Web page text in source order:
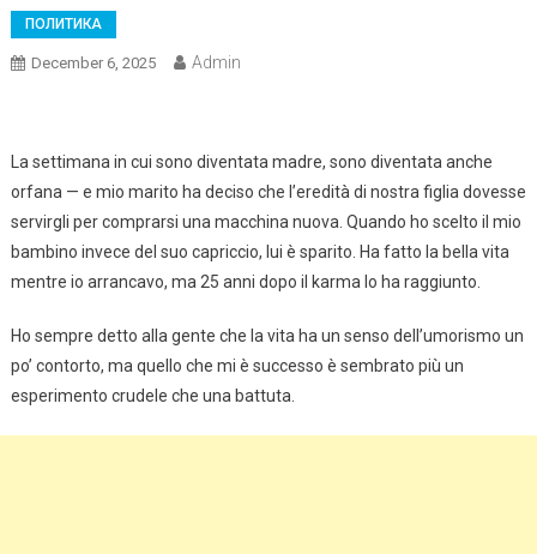
ПОЛИТИКА
December 6, 2025 Admin
La settimana in cui sono diventata madre, sono diventata anche
orfana — e mio marito ha deciso che l’eredità di nostra figlia dovesse
servirgli per comprarsi una macchina nuova. Quando ho scelto il mio
bambino invece del suo capriccio, lui è sparito. Ha fatto la bella vita
mentre io arrancavo, ma 25 anni dopo il karma lo ha raggiunto.
Ho sempre detto alla gente che la vita ha un senso dell’umorismo un
po’ contorto, ma quello che mi è successo è sembrato più un
esperimento crudele che una battuta.